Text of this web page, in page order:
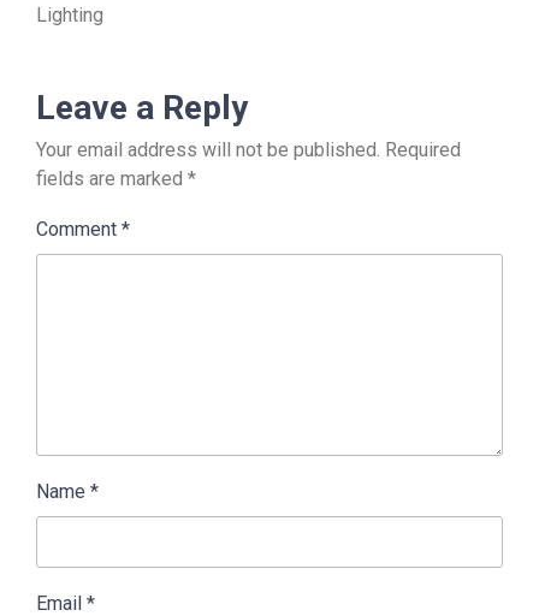
Lighting
Leave a Reply
Your email address will not be published. Required
fields are marked *
Comment *
Name *
Email *